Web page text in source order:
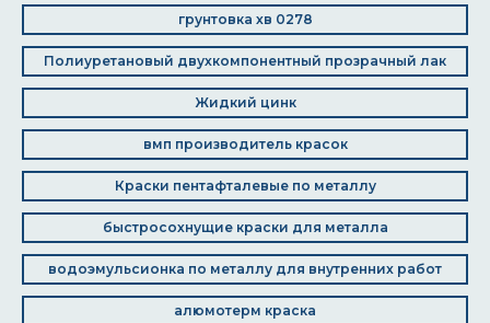
грунтовка хв 0278
Полиуретановый двухкомпонентный прозрачный лак
Жидкий цинк
вмп производитель красок
Краски пентафталевые по металлу
быстросохнущие краски для металла
водоэмульсионка по металлу для внутренних работ
алюмотерм краска